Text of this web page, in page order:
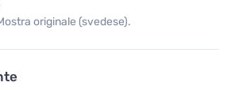
originale (svedese).